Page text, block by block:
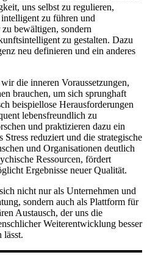
uns selbst zu regulieren,
zu führen und
bewältigen, sondern
zu gestalten. Dazu
neu definieren und ein anderes
die inneren Voraussetzungen,
brauchen, um sich sprunghaft
beispiellose Herausforderungen
lebensfreundlich zu
und praktizieren dazu ein
Stress reduziert und die strategische
und Organisationen deutlich
Ressourcen, fördert
Ergebnisse neuer Qualität.
nicht nur als Unternehmen und
sondern auch als Plattform für
Austausch, der uns die
Weiterentwicklung besser
lässt.